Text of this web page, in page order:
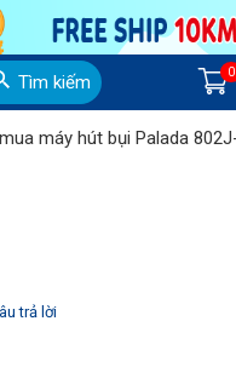
Tìm kiếm 0
hút bụi Palada 802J-3
trả lời